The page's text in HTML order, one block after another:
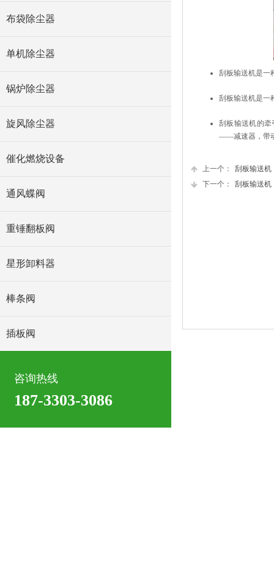
刮板输送机是一
刮板输送机是一
刮板输送机的
——减速器，带
上一个：
刮板输送机
下一个：
刮板输送机
布袋除尘器
单机除尘器
锅炉除尘器
旋风除尘器
催化燃烧设备
通风蝶阀
重锤翻板阀
星形卸料器
棒条阀
插板阀
咨询热线
187-3303-3086